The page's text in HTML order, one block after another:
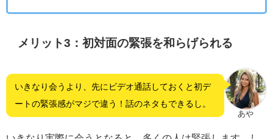
メリット3：初対面の緊張を和らげられる
あや
いきなり会うより、先にビデオ通話しておくと初デ
ートの緊張感がマジで違う！話のネタもできるし。